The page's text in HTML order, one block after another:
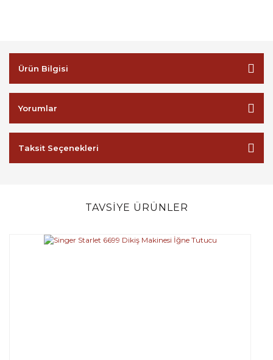
Ürün Bilgisi
Yorumlar
Taksit Seçenekleri
TAVSİYE ÜRÜNLER